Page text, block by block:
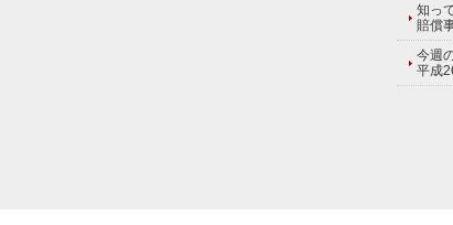
知っ
賠償
今週
平成